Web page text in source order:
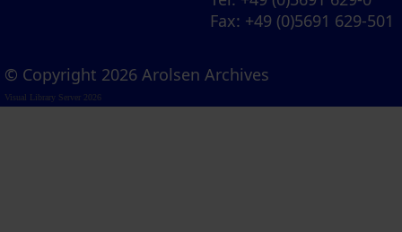
Fax: +49 (0)5691 629-501
© Copyright 2026 Arolsen Archives
Visual Library Server 2026